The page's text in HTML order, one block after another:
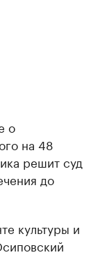
о
на 48
решит суд
до
культуры и